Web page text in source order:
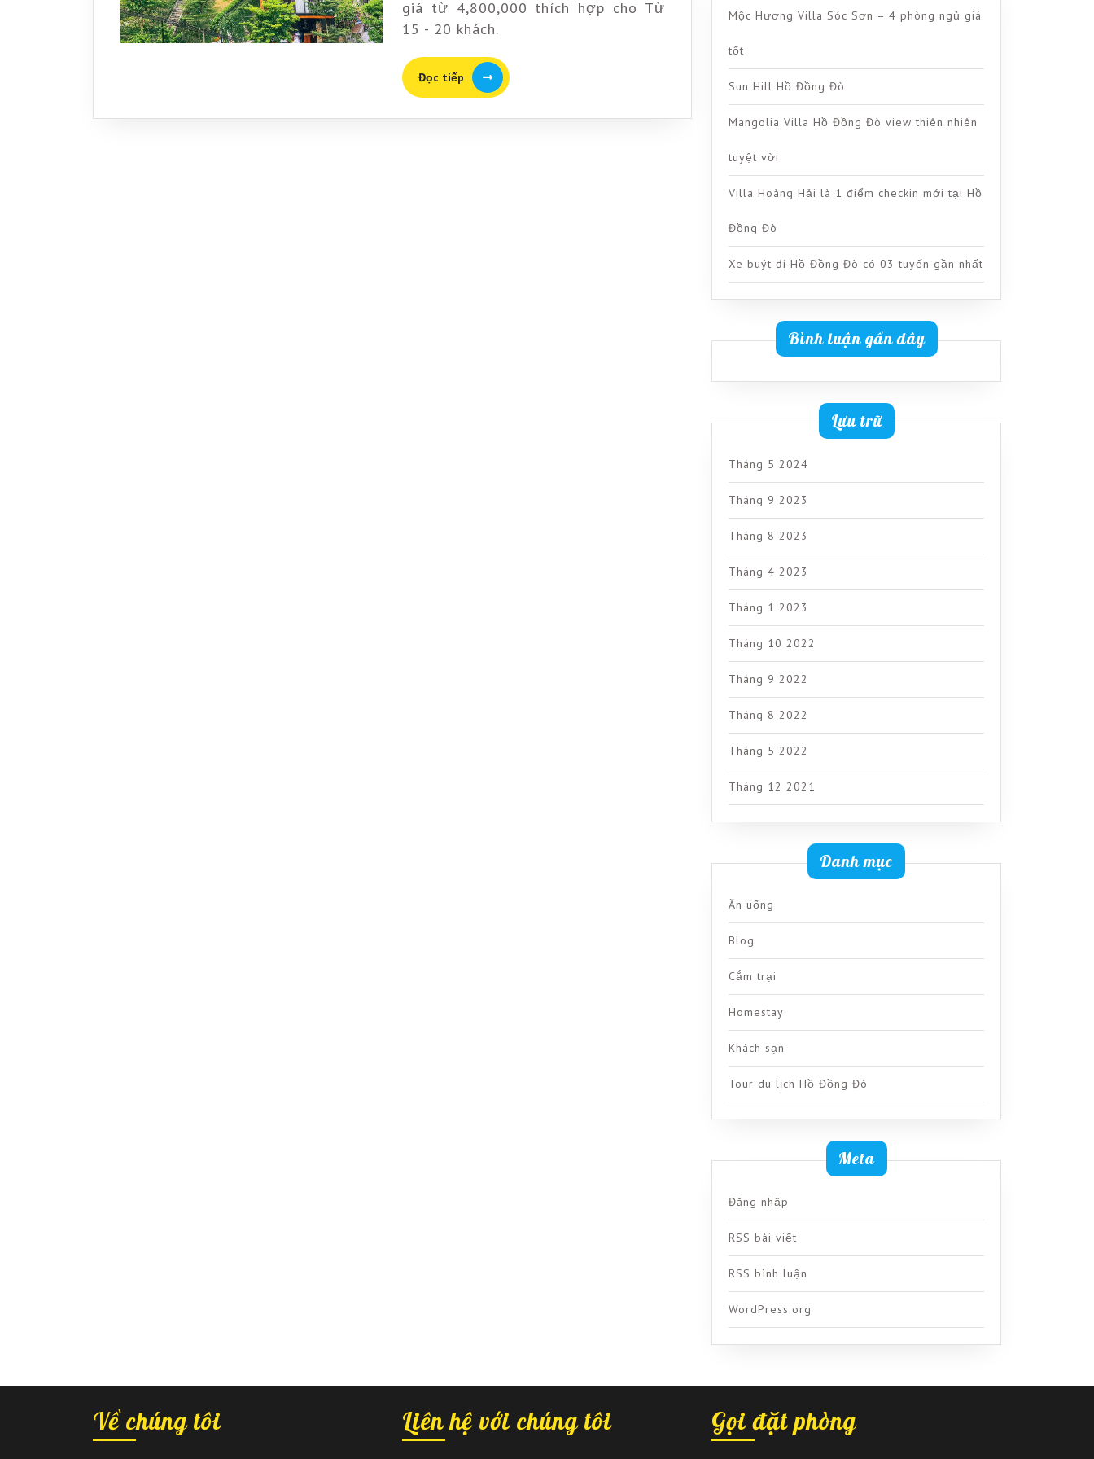
giá từ 4,800,000 thích hợp cho Từ
15 - 20 khách.
Đọc tiếp
Đọc
tiếp
Mộc Hương Villa Sóc Sơn – 4 phòng ngủ giá
tốt
Sun Hill Hồ Đồng Đò
Mangolia Villa Hồ Đồng Đò view thiên nhiên
tuyệt vời
Villa Hoàng Hải là 1 điểm checkin mới tại Hồ
Đồng Đò
Xe buýt đi Hồ Đồng Đò có 03 tuyến gần nhất
Bình luận gần đây
Lưu trữ
Tháng 5 2024
Tháng 9 2023
Tháng 8 2023
Tháng 4 2023
Tháng 1 2023
Tháng 10 2022
Tháng 9 2022
Tháng 8 2022
Tháng 5 2022
Tháng 12 2021
Danh mục
Ăn uống
Blog
Cắm trại
Homestay
Khách sạn
Tour du lịch Hồ Đồng Đò
Meta
Đăng nhập
RSS bài viết
RSS bình luận
WordPress.org
Về chúng tôi Liên hệ với chúng tôi Gọi đặt phòng